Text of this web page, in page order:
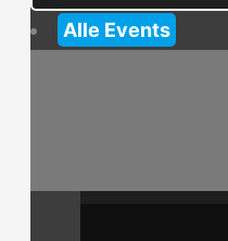
Alle Events